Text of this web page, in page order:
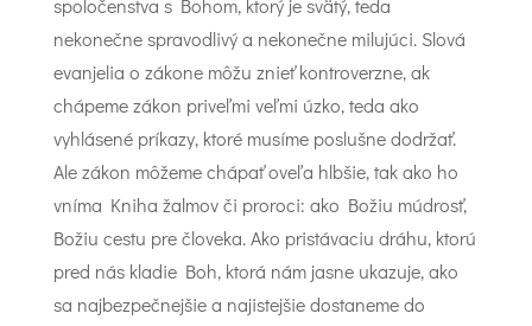
spoločenstva s Bohom, ktorý je svätý, teda
nekonečne spravodlivý a nekonečne milujúci. Slová
evanjelia o zákone môžu znieť kontroverzne, ak
chápeme zákon priveľmi veľmi úzko, teda ako
vyhlásené príkazy, ktoré musíme poslušne dodržať.
Ale zákon môžeme chápať oveľa hlbšie, tak ako ho
vníma Kniha žalmov či proroci: ako Božiu múdrosť,
Božiu cestu pre človeka. Ako pristávaciu dráhu, ktorú
pred nás kladie Boh, ktorá nám jasne ukazuje, ako
sa najbezpečnejšie a najistejšie dostaneme do